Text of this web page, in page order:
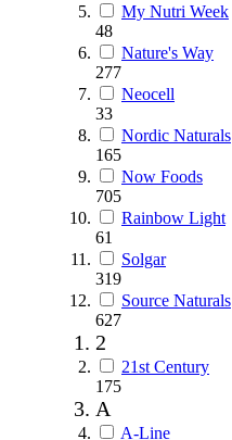
My Nutri Week
48
Nature's Way
277
Neocell
33
Nordic Naturals
165
Now Foods
705
Rainbow Light
61
Solgar
319
Source Naturals
627
2
21st Century
175
A
A-Line